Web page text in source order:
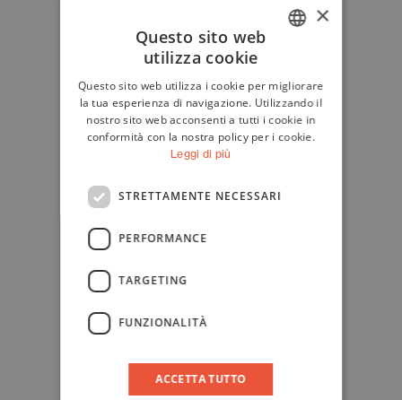
ENGLISH
×
Questo sito web
utilizza cookie
Questo sito web utilizza i cookie per migliorare
la tua esperienza di navigazione. Utilizzando il
nostro sito web acconsenti a tutti i cookie in
conformità con la nostra policy per i cookie.
Leggi di più
STRETTAMENTE NECESSARI
PERFORMANCE
TARGETING
FUNZIONALITÀ
ACCETTA TUTTO